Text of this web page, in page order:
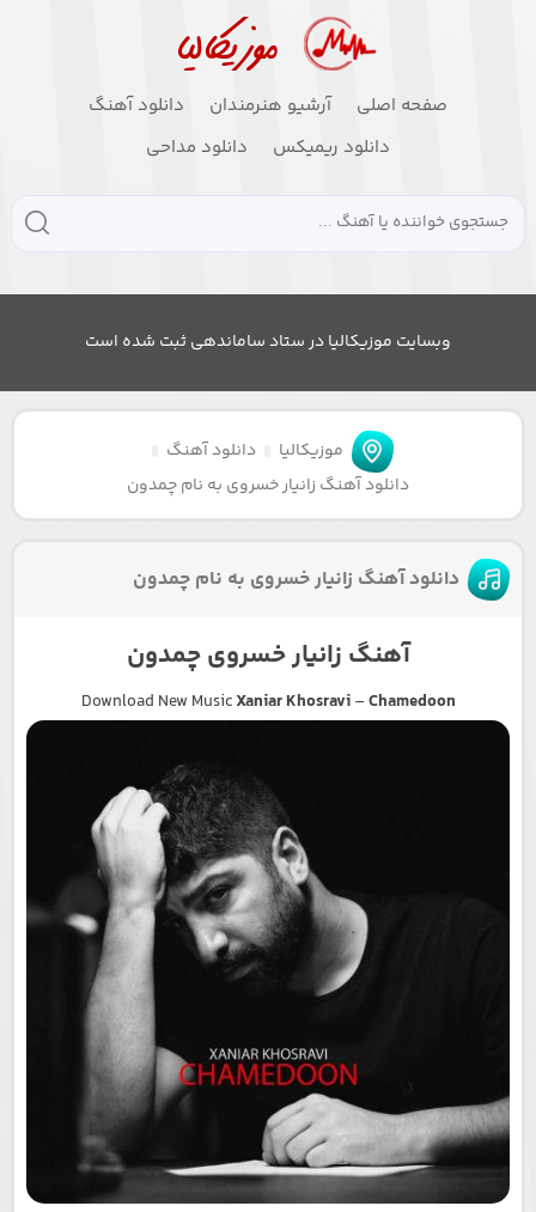
صفحه اصلی آرشیو هنرمندان
دانلود آهنگ
دانلود ریمیکس
دانلود مداحی
وبسایت موزیکالیا در ستاد ساماندهی ثبت شده است
موزیکالیا
دانلود آهنگ
دانلود آهنگ زانیار خسروی به نام چمدون
دانلود آهنگ زانیار خسروی به نام چمدون
آهنگ زانیار خسروی چمدون
Download New MusicXaniar Khosravi–Chamedoon